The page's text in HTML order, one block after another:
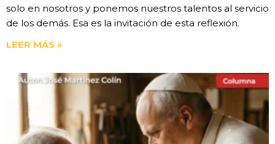
solo en nosotros y ponemos nuestros talentos al servicio
de los demás. Esa es la invitación de esta reflexión.
LEER MÁS »